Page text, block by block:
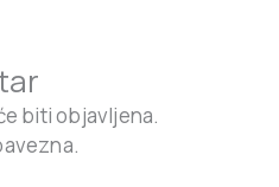
biti objavljena.